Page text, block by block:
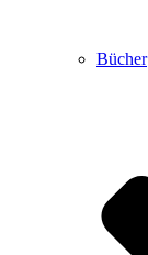
Bücher